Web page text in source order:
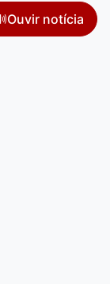
Ouvir notícia